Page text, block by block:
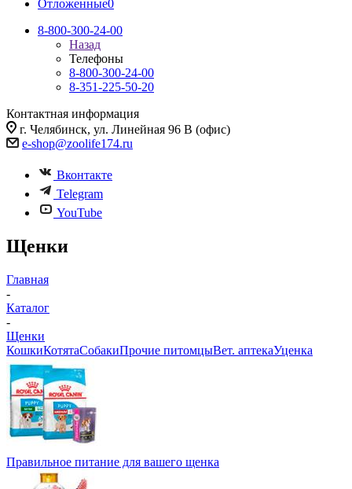
Отложенные0
8-800-300-24-00
Назад
Телефоны
8-800-300-24-00
8-351-225-50-20
Контактная информация
г. Челябинск, ул. Линейная 96 В (офис)
e-shop@zoolife174.ru
Вконтакте
Telegram
YouTube
Щенки
Главная
-
Каталог
-
Щенки
КошкиКотятаСобакиПрочие питомцыВет. аптекаУценка
Правильное питание для вашего щенка